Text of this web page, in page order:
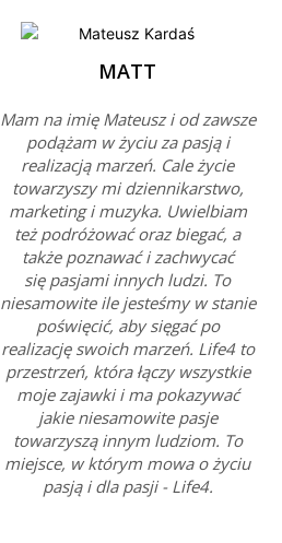
MATT
Mam na imię Mateusz i od zawsze
podążam w życiu za pasją i
realizacją marzeń. Cale życie
towarzyszy mi dziennikarstwo,
marketing i muzyka. Uwielbiam
też podróżować oraz biegać, a
także poznawać i zachwycać
się pasjami innych ludzi. To
niesamowite ile jesteśmy w stanie
poświęcić, aby sięgać po
realizację swoich marzeń. Life4 to
przestrzeń, która łączy wszystkie
moje zajawki i ma pokazywać
jakie niesamowite pasje
towarzyszą innym ludziom. To
miejsce, w którym mowa o życiu
pasją i dla pasji - Life4.